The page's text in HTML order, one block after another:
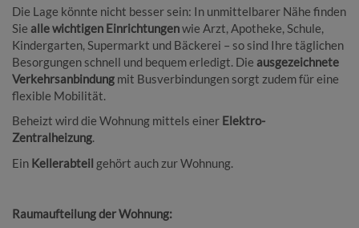
Die Lage könnte nicht besser sein: In unmittelbarer Nähe finden
Sie alle wichtigen Einrichtungenwie Arzt, Apotheke, Schule,
Kindergarten, Supermarkt und Bäckerei – so sind Ihre täglichen
Besorgungen schnell und bequem erledigt. Die ausgezeichnete
Verkehrsanbindung mit Busverbindungen sorgt zudem für eine
flexible Mobilität.
Beheizt wird die Wohnung mittels einer Elektro-
Zentralheizung.
Ein Kellerabteil gehört auch zur Wohnung.
Raumaufteilung der Wohnung: